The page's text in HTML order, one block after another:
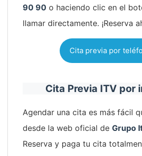
90 90 o haciendo clic en el
llamar directamente. ¡Reserva
Cita previa por
Cita Previa ITV por
Agendar una cita es más fácil
desde la web oficial de Grupo
Reserva y paga tu cita